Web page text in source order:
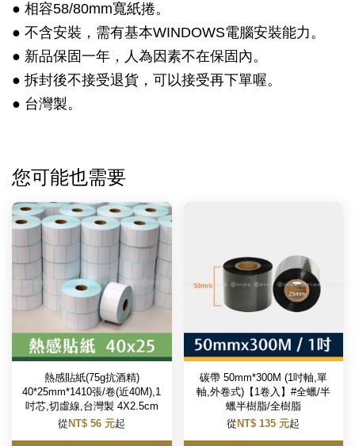
● 相容58/80mm寬紙捲。
● 不含安裝，需有基本WINDOWS電腦安裝能力。
● 新品保固一年，人為因素不在保固內。
● 拆封後不接受退貨，可以接受再下單喔。
● 台灣製。
您可能也需要
熱感貼紙(75g抗酒精)
40*25mm*1410張/卷(近40M),1
吋芯,切虛線,台灣製 4X2.5cm
從 NT$ 56 元起
碳帶 50mm*300M (1吋軸,單
軸,外卷式)【1卷入】#全蠟/半
蠟半樹脂/全樹脂
從 NT$ 135 元起